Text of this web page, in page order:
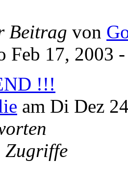
Beitrag von
Feb 17, 2003
!!!
am Di Dez
Zugriffe